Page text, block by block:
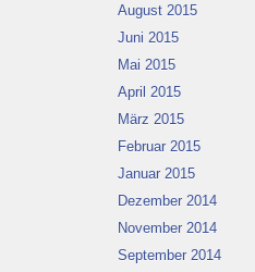
August 2015
Juni 2015
Mai 2015
April 2015
März 2015
Februar 2015
Januar 2015
Dezember 2014
November 2014
September 2014